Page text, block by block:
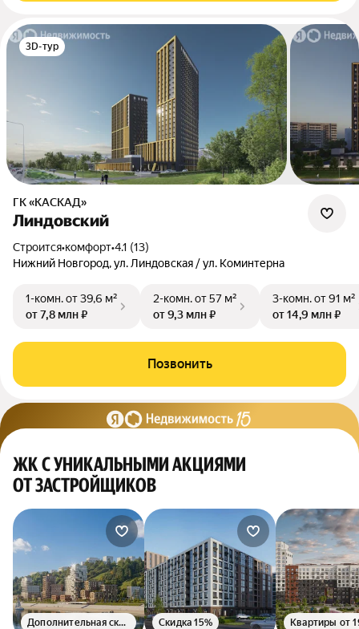
3D-тур
ГК «КАСКАД»
Линдовский
Строится•комфорт•4.1 (13)
Нижний Новгород, ул. Линдовская / ул. Коминтерна
1-комн.от 39,6 м²
от 7,8 млн ₽
2-комн.от 57 м²
от 9,3 млн ₽
3-комн.от 91 м²
от 14,9 млн ₽
Позвонить
ЖК С УНИКАЛЬНЫМИ АКЦИЯМИ
ОТ ЗАСТРОЙЩИКОВ
Дополнительная скидка 1.5% Скидка 15%